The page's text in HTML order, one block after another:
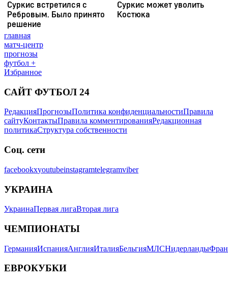
главная
матч-центр
прогнозы
футбол +
Избранное
САЙТ ФУТБОЛ 24
РедакцияПрогнозыПолитика конфиденциальностиПравила
сайтуКонтактыПравила комментированияРедакционная
политикаСтруктура собственности
Соц. сети
facebookxyoutubeinstagramtelegramviber
УКРАИНА
УкраинаПервая лигаВторая лига
ЧЕМПИОНАТЫ
ГерманияИспанияАнглияИталияБельгияМЛСНидерланды
ЕВРОКУБКИ